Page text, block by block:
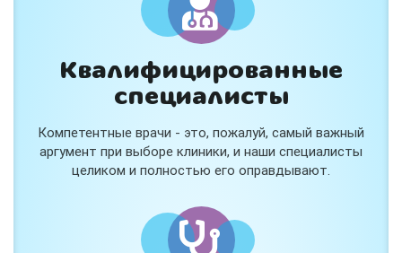
Квалифицированные
специалисты
Компетентные врачи - это, пожалуй, самый важный
аргумент при выборе клиники, и наши специалисты
целиком и полностью его оправдывают.
Консультация ортопеда +
тейпирование за 1 приём
Вас или вашего ребёнка беспокоят:
- боли в спине, шее, коленях или ногах?
- дискомфорт после спорта и нагрузок?
В «Медлэнд» принимает известный ортопед-
травматолог Шехмаметьев Али Зарефуллович